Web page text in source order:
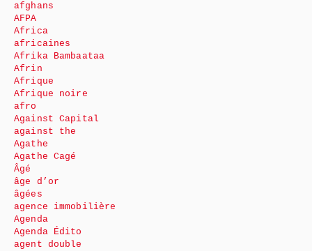
afghans
AFPA
Africa
africaines
Afrika Bambaataa
Afrin
Afrique
Afrique noire
afro
Against Capital
against the
Agathe
Agathe Cagé
Âgé
âge d’or
âgées
agence immobilière
Agenda
Agenda Édito
agent double